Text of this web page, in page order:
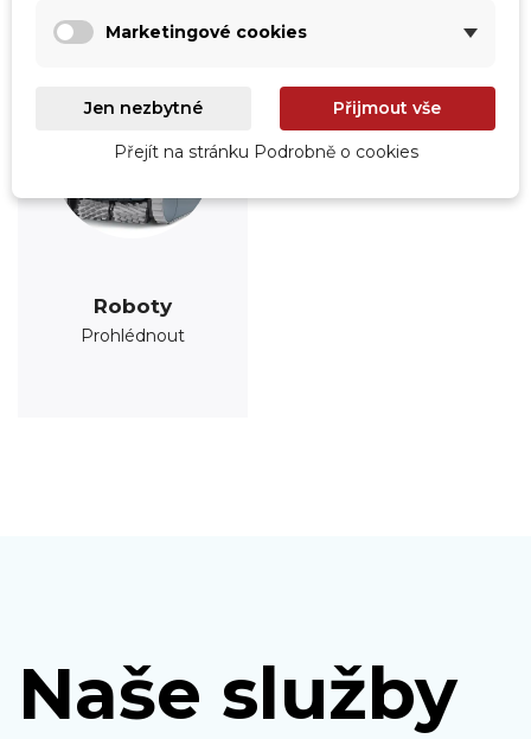
Roboty
Prohlédnout
Naše služby
Marketingové cookies
Jen nezbytné Přijmout vše
Přejít na stránku Podrobně o cookies